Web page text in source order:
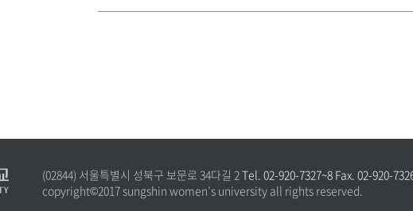
(02844) 서울특별시 성북구 보문로 34다길 2Tel. 02-920-7327~8 Fax. 02-920-
copyright©2017 sungshin women’s university all rights reserved.